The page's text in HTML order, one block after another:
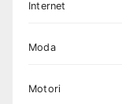
Internet
Moda
Motori